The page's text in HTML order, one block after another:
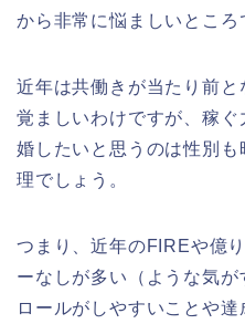
から非常に悩ましいところ
近年は共働きが当たり前と
覚ましいわけですが、稼
婚したいと思うのは性別
理でしょう。
つまり、近年のFIREや億
ーなしが多い（ような気が
ロールがしやすいことや